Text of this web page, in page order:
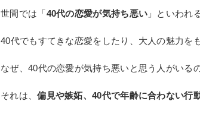
世間では「40代の恋愛が気持ち悪い 」といわれ
40代でもすてきな恋愛をしたり、大人の魅力を
なぜ、40代の恋愛が気持ち悪いと思う人がいる
それは、偏見や嫉妬、40代で年齢に合わない行